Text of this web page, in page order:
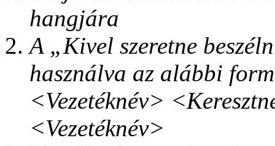
hangjára
A „Kivel szeretne
használva az alábbi
<Vezetéknév>
<Vezetéknév>